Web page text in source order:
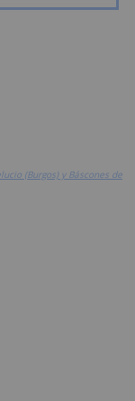
(Burgos) y Báscones de